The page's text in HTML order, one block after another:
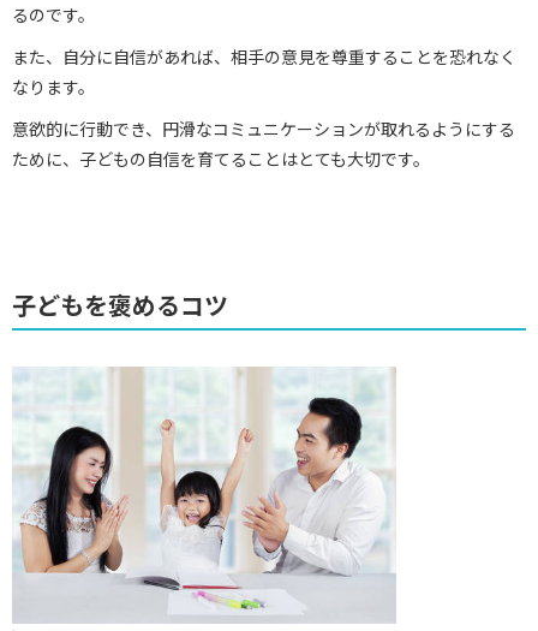
るのです。
また、自分に自信があれば、相手の意見を尊重することを恐れなく
なります。
意欲的に行動でき、円滑なコミュニケーションが取れるようにする
ために、子どもの自信を育てることはとても大切です。
子どもを褒めるコツ